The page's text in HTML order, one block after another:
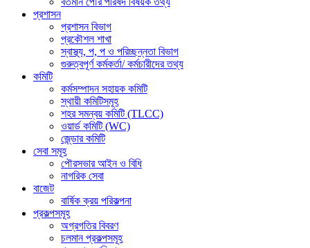
প্রশাসন
প্রশাসন বিভাগ
প্রকৌশল শাখা
স্বাস্থ্য, প, প ও পরিচ্ছন্নতা ‍বিভাগ
গুরুত্বপূর্ণ কর্মকর্তা/ কর্মচারীদের তথ্য
কমিটি
কর্মসম্পাদন সহায়ক কমিটি
স্থায়ী কমিটিসমূহ
শহর সমন্বয় কমিটি (TLCC)
ওয়ার্ড কমিটি (WC)
জে্ন্ডার কমিটি
সেবা সমূহ
পৌরসভার আইন ও বিধি
নাগরিক সেবা
বাজেট
বার্ষিক ক্রয় পরিকল্পনা
প্রকল্পসমূহ
অগ্রগতির বিবরণ
চলমান প্রকল্পসমূহ